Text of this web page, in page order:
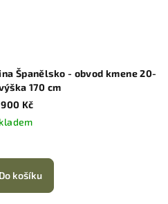
Španělsko - obvod kmene 20-
170 cm
Kč
Do košíku